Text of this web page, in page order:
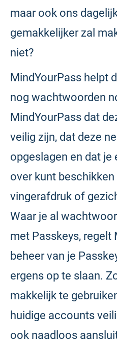
maar ook ons
gemakkelijker zal
niet?
MindYourPass helpt
nog wachtwoorden
MindYourPass dat
veilig zijn, dat deze
opgeslagen en dat je
over kunt
vingerafdruk of
Waar je al
met Passkeys, regelt
beheer van je
ergens op te slaan.
makkelijk te
huidige accounts
ook naadloos